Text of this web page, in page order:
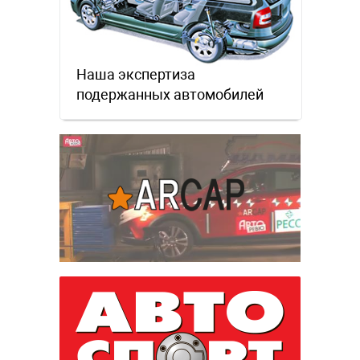
Наша экспертиза
подержанных автомобилей